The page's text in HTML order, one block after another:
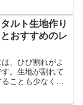
を紹介します。
使わな...
ルト生地作り
おすすめのレ
、ひび割れがよ
。生地が割れて
ことも少なくあ